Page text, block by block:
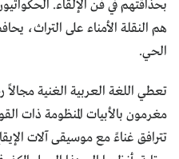
بحذاقتهم في فن الإلقاء.
هم النقلة الأمناء على التراث،
الحي.
تعطي اللغة العربية الغنية
مغرمون بالأبيات المنظومة ذات
تترافق غناءً مع موسيقى آلات